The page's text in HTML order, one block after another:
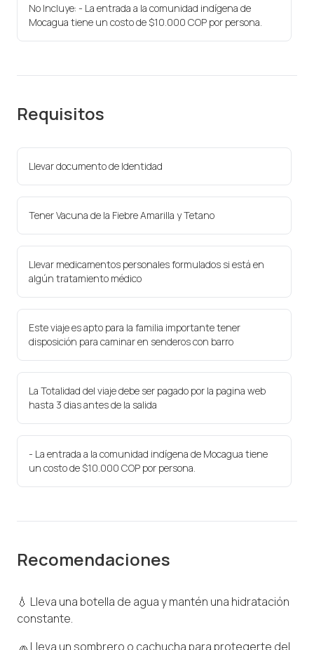
No Incluye: - La entrada a la comunidad indígena de
Mocagua tiene un costo de $10.000 COP por persona.
Requisitos
Llevar documento de Identidad
Tener Vacuna de la Fiebre Amarilla y Tetano
Llevar medicamentos personales formulados si está en
algún tratamiento médico
Este viaje es apto para la familia importante tener
disposición para caminar en senderos con barro
La Totalidad del viaje debe ser pagado por la pagina web
hasta 3 dias antes de la salida
- La entrada a la comunidad indígena de Mocagua tiene
un costo de $10.000 COP por persona.
Recomendaciones
💧 Lleva una botella de agua y mantén una hidratación
constante.
🧢 Lleva un sombrero o cachucha para protegerte del